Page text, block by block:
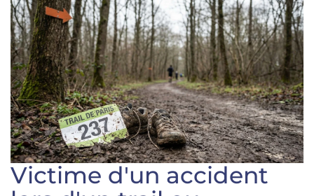
Victime d'un accident